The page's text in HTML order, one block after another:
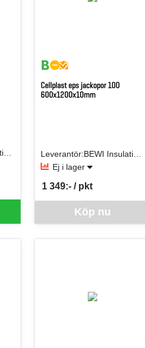
Leverantör:BEWI Insulation AB (Jackon AB)
Cellplast eps jackopor 100
600x1200x10mm
Ej i lager
Köp nu
1 349:- / pkt
SEK per PKT